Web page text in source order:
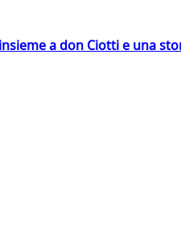
a don Ciotti e una